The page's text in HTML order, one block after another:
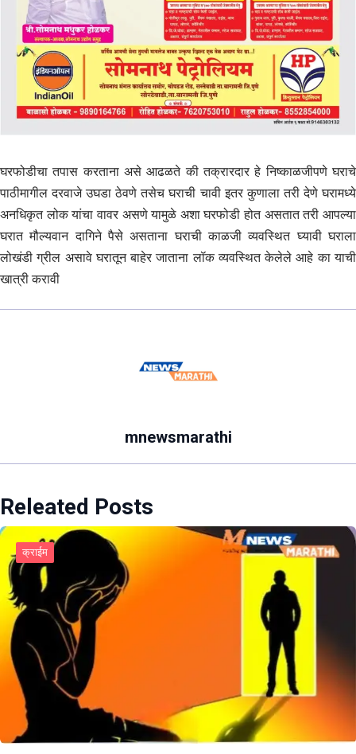
घरफोडीचा तपास करताना असे आढळते की तक्रारदार हे निष्काळजीपणे घराचे
पाठीमागील दरवाजे उघडा ठेवणे तसेच घराची चावी इतर कुणाला तरी देणे घरामध्ये
अनधिकृत लोक यांचा वावर असणे यामुळे अशा घरफोडी होत असतात तरी आपल्या
घरात मौल्यवान दागिने पैसे असताना घराची काळजी व्यवस्थित घ्यावी घराला
लोखंडी ग्रील असावे घरातून बाहेर जाताना लॉक व्यवस्थित केलेले आहे का याची
खात्री करावी
mnewsmarathi
Releated Posts
क्राईम